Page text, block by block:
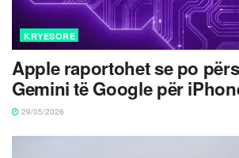
KRYESORE
Apple raportohet se po
Gemini të Google për
29/05/2026